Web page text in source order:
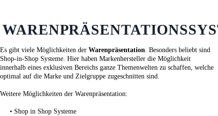
Es gibt viele Möglichkeiten der Warenpräsentation. Besonders beliebt sind
Shop-in-Shop Systeme. Hier haben Markenhersteller die Möglichkeit
innerhalb eines exklusiven Bereichs ganze Themenwelten zu schaffen, welche
optimal auf die Marke und Zielgruppe zugeschnitten sind.
Weitere Möglichkeiten der Warenpräsentation:
• Shop in Shop Systeme